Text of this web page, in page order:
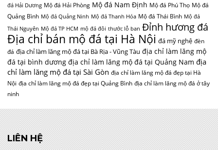
đá Hải Dương Mộ đá Hải Phòng Mộ đá Nam Định Mộ đá Phú Thọ Mộ đá
Quảng Bình Mộ đá Quảng Ninh Mộ đá Thanh Hóa Mộ đá Thái Bình Mộ đá
Thái Nguyên Mộ đá TP HCM mộ đá đôi thước lỗ ban Đỉnh hương đá
Địa chỉ bán mộ đá tại Hà Nội đá mỹ nghệ đèn
đá địa chỉ làm lăng mộ đá tại Bà Rịa - Vũng Tàu địa chỉ làm lăng mộ
đá tại bình dương địa chỉ làm lăng mộ đá tại Quảng Nam địa
chỉ làm lăng mộ đá tại Sài Gòn địa chỉ làm lăng mộ đá đẹp tại Hà
Nội địa chỉ làm lăng mộ đá đẹp tại Quảng Bình địa chỉ làm lăng mộ đá ở tây
ninh
LIÊN HỆ